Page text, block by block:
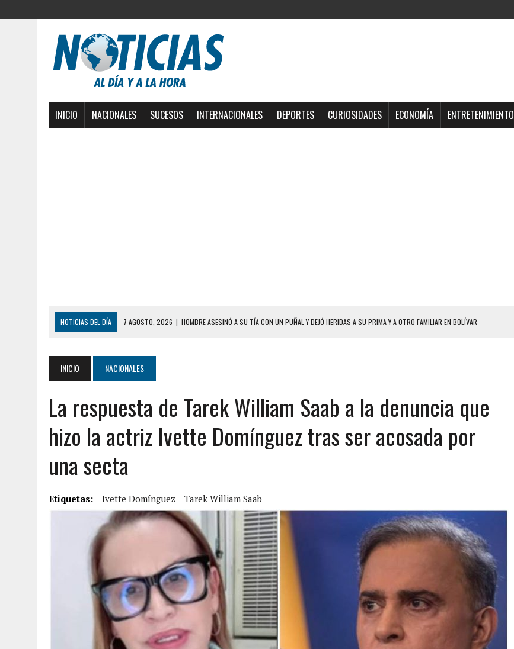
INICIO NACIONALES SUCESOS INTERNACIONALES DEPORTES CURIOSIDADES ECONOMÍA ENTRETENIMIENTO
NOTICIAS DEL DÍA 7 AGOSTO, 2026 | YARACUY: ASESINARON DOS HOMBRES EL MISMO DÍA EN SECTORES VECINOS
6 AGOSTO, 2026 | BARINAS: ADOLESCENTE SE QUITÓ LA VIDA TRAS SER ACOSADA Y ABUSADA POR LA PAREJA DE SU ABUELA
CONMOCIÓN EN COLORADO POR ASESINATO DE UNA ADOLESCENTE VENEZOLANA EN REUNIÓN CON AMIGOS
5 AGOSTO, 2026 | PRESUNTO BROTE PSICÓTICO POR FALTA DE TRATAMIENTO DESENCADENÓ TRAGEDIA FAMILIAR
5 AGOSTO, 2026 | HORROR EN BARINAS: UN HOMBRE INDUJO AL SUICIDIO A UNA ADOLESCENTE DE 13 AÑOS TRAS ABUSAR DE ELLA
|
7 AGOSTO, 2026
FUGA DE GAS GENERÓ EXPLOSIÓN EN LOCAL COMERCIAL DE CHACAO
7 AGOSTO, 2026 | HOMBRE ASESINÓ A SU TÍA CON UN PUÑAL Y DEJÓ HERIDAS A SU PRIMA Y A OTRO FAMILIAR EN BOLÍVAR
INICIO NACIONALES
La respuesta de Tarek William Saab a la denuncia que
hizo la actriz Ivette Domínguez tras ser acosada por
una secta
Etiquetas: Ivette Domínguez Tarek William Saab